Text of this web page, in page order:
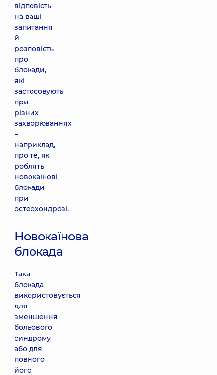
відповість
на ваші
запитання
й
розповість
про
блокади,
які
застосовують
при
різних
захворюваннях
–
наприклад,
про те, як
роблять
новокаїнові
блокади
при
остеохондрозі.
Новокаїнова
блокада
Така
блокада
використовується
для
зменшення
больового
синдрому
або для
повного
його